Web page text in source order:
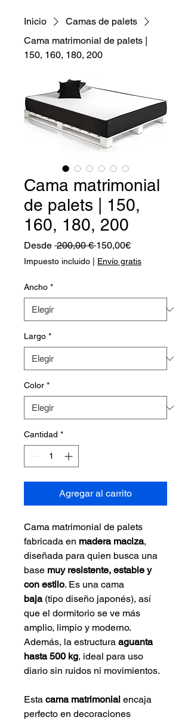
Inicio
Camas de palets
Cama matrimonial de palets |
150, 160, 180, 200
Cama matrimonial
de palets | 150,
160, 180, 200
Desde 200,00 € Precio
150,00€Precio
de
oferta
Impuesto incluido Envío gratis
Ancho *
Largo *
Color *
Cantidad *
Agregar al carrito
Cama matrimonial de palets
fabricada en madera maciza,
diseñada para quien busca una
base muy resistente, estable y
con estilo. Es una cama
baja (tipo diseño japonés), así
que el dormitorio se ve más
amplio, limpio y moderno.
Además, la estructura aguanta
hasta 500 kg, ideal para uso
diario sin ruidos ni movimientos.
Esta cama matrimonial encaja
perfecto en decoraciones